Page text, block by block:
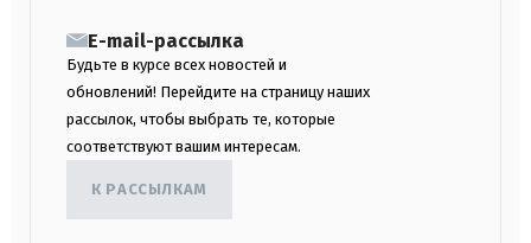
E-mail-рассылка
Будьте в курсе всех новостей и
обновлений! Перейдите на страницу наших
рассылок, чтобы выбрать те, которые
соответствуют вашим интересам.
К РАССЫЛКАМ